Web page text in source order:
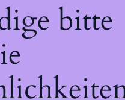
bitte